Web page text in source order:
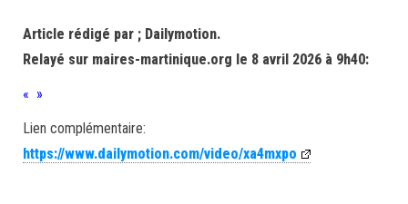
Article rédigé par ; Dailymotion.
Relayé sur maires-martinique.org le 8 avril 2026 à 9h40:
« »
Lien complémentaire:
https://www.dailymotion.com/video/xa4mxpo